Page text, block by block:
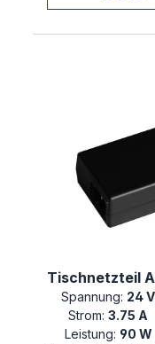
Tischnetzteil
Spannung: 24 V
Strom: 3.75 A
Leistung: 90 W